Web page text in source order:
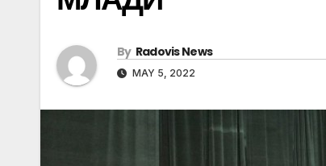
By Radovis News
MAY 5, 2022